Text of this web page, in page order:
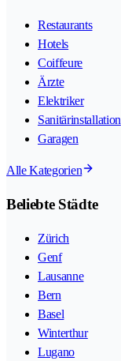
Restaurants
Hotels
Coiffeure
Ärzte
Elektriker
Sanitärinstallation
Garagen
Alle Kategorien
Beliebte Städte
Zürich
Genf
Lausanne
Bern
Basel
Winterthur
Lugano